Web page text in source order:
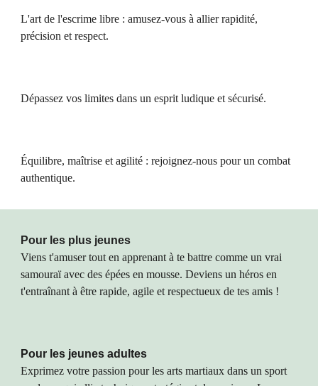
L'art de l'escrime libre : amusez-vous à allier rapidité,
précision et respect.
Dépassez vos limites dans un esprit ludique et sécurisé.
Équilibre, maîtrise et agilité : rejoignez-nous pour un combat
authentique.
Pour les plus jeunes
Viens t'amuser tout en apprenant à te battre comme un vrai
samouraï avec des épées en mousse. Deviens un héros en
t'entraînant à être rapide, agile et respectueux de tes amis !
Pour les jeunes adultes
Exprimez votre passion pour les arts martiaux dans un sport